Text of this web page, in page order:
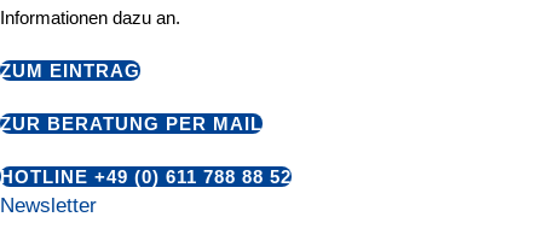
Informationen dazu an.
ZUM EINTRAG
ZUR BERATUNG PER MAIL
HOTLINE +49 (0) 611 788 88 52
Newsletter